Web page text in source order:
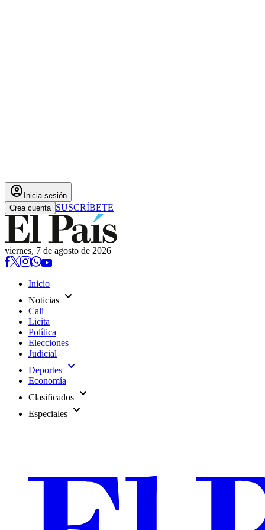
account_circle Inicia sesión
Crea cuenta SUSCRÍBETE
viernes, 7 de agosto de 2026
Inicio
Noticias expand_more
Cali
Licita
Política
Elecciones
Judicial
Deportes expand_more
Economía
Clasificados expand_more
Especiales expand_more